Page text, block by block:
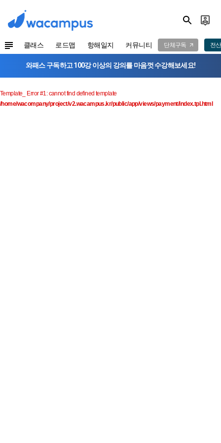
클래스 로드맵 항해일지 커뮤니티 단체구독 전
와패스 구독하고 100강 이상의 강의를 마음껏 수강해보세요!
Template_ Error #1: cannot find defined template
/home/wacompany/project/v2.wacampus.kr/public/app/views/payment/index.tpl.html